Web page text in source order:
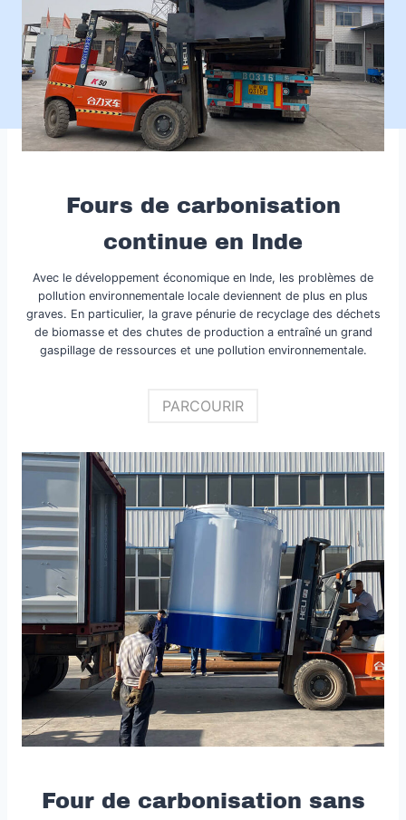
Fours de carbonisation
continue en Inde
Avec le développement économique en Inde, les problèmes de
pollution environnementale locale deviennent de plus en plus
graves. En particulier, la grave pénurie de recyclage des déchets
de biomasse et des chutes de production a entraîné un grand
gaspillage de ressources et une pollution environnementale.
PARCOURIR
Four de carbonisation sans